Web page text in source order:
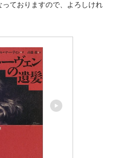
ておりますので、よろしけれ